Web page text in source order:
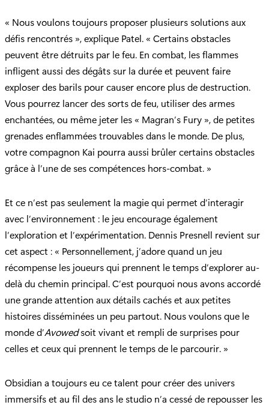
« Nous voulons toujours proposer plusieurs solutions aux
défis rencontrés », explique Patel. « Certains obstacles
peuvent être détruits par le feu. En combat, les flammes
infligent aussi des dégâts sur la durée et peuvent faire
exploser des barils pour causer encore plus de destruction.
Vous pourrez lancer des sorts de feu, utiliser des armes
enchantées, ou même jeter les « Magran’s Fury », de petites
grenades enflammées trouvables dans le monde. De plus,
votre compagnon Kai pourra aussi brûler certains obstacles
grâce à l’une de ses compétences hors-combat. »
Et ce n’est pas seulement la magie qui permet d’interagir
avec l’environnement : le jeu encourage également
l’exploration et l’expérimentation. Dennis Presnell revient sur
cet aspect : « Personnellement, j’adore quand un jeu
récompense les joueurs qui prennent le temps d’explorer au-
delà du chemin principal. C’est pourquoi nous avons accordé
une grande attention aux détails cachés et aux petites
histoires disséminées un peu partout. Nous voulons que le
monde d’Avowedsoit vivant et rempli de surprises pour
celles et ceux qui prennent le temps de le parcourir. »
Obsidian a toujours eu ce talent pour créer des univers
immersifs et au fil des ans le studio n’a cessé de repousser les